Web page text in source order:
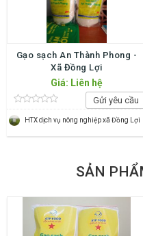
Gạo sạch An Thành Phong -
Xã Đồng Lợi
Giá: Liên hệ
Gửi yêu cầu
HTX dịch vụ nông nghiệp xã Đồng Lợi
SẢN